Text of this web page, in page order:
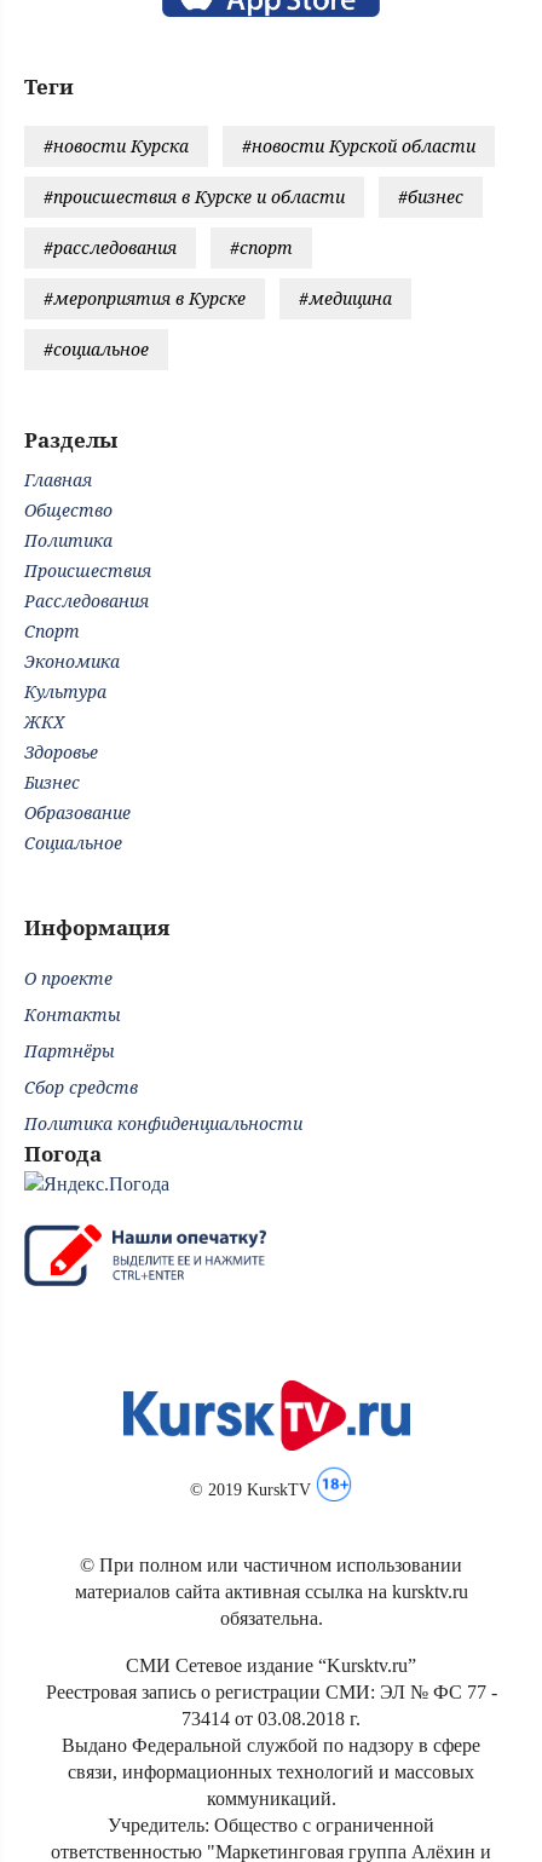
Теги
#новости Курска #новости Курской области
#происшествия в Курске и области #бизнес
#расследования #спорт
#мероприятия в Курске #медицина
#социальное
Разделы
Главная
Общество
Политика
Происшествия
Расследования
Спорт
Экономика
Культура
ЖКХ
Здоровье
Бизнес
Образование
Социальное
Информация
О проекте
Контакты
Партнёры
Сбор средств
Политика конфиденциальности
Погода
© 2019 KurskTV
© При полном или частичном использовании
материалов сайта активная ссылка на kursktv.ru
обязательна.
СМИ Сетевое издание “Kursktv.ru”
Реестровая запись о регистрации СМИ: ЭЛ № ФС 77 -
73414 от 03.08.2018 г.
Выдано Федеральной службой по надзору в сфере
связи, информационных технологий и массовых
коммуникаций.
Учредитель: Общество с ограниченной
ответственностью "Маркетинговая группа Алёхин и